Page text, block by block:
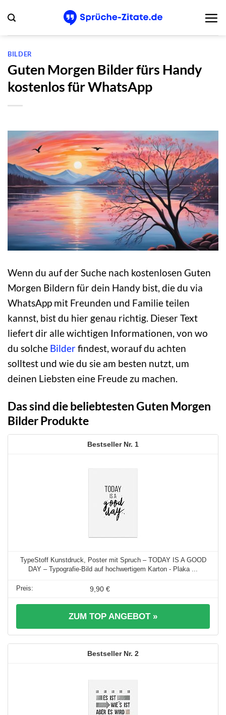
Inhalt
springen
BILDER
Guten Morgen Bilder fürs Handy
kostenlos für WhatsApp
Wenn du auf der Suche nach kostenlosen Guten
Morgen Bildern für dein Handy bist, die du via
WhatsApp mit Freunden und Familie teilen
kannst, bist du hier genau richtig. Dieser Text
liefert dir alle wichtigen Informationen, von wo
du solche Bilderfindest, worauf du achten
solltest und wie du sie am besten nutzt, um
deinen Liebsten eine Freude zu machen.
Das sind die beliebtesten Guten Morgen
Bilder Produkte
1
TypeStoff Kunstdruck, Poster mit Spruch – TODAY IS A GOOD
DAY – Typografie-Bild auf hochwertigem Karton - Plaka ...
9,90 €
ZUM TOP ANGEBOT »
2